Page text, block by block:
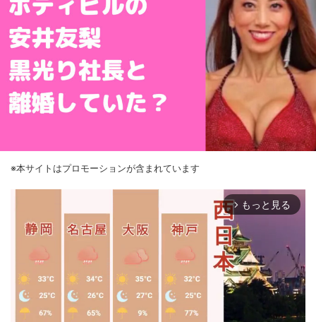
※本サイトはプロモーションが含まれています
arrow_forward_ios もっと見る